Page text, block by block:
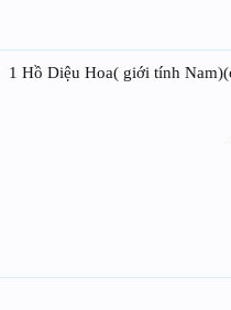
1 Hồ Diệu Hoa( giới tính